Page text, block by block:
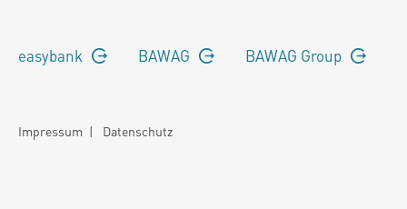
easybank BAWAG BAWAG Group
Impressum | Datenschutz